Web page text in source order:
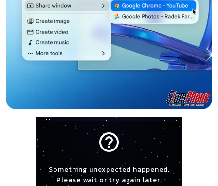
help_outline
Something unexpected happened.
Please wait or try again later.